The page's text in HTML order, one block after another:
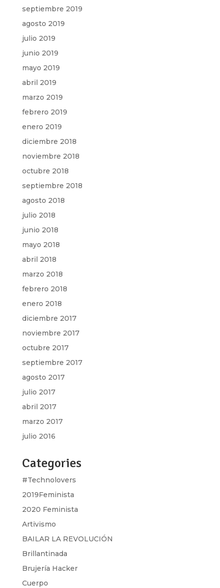
septiembre 2019
agosto 2019
julio 2019
junio 2019
mayo 2019
abril 2019
marzo 2019
febrero 2019
enero 2019
diciembre 2018
noviembre 2018
octubre 2018
septiembre 2018
agosto 2018
julio 2018
junio 2018
mayo 2018
abril 2018
marzo 2018
febrero 2018
enero 2018
diciembre 2017
noviembre 2017
octubre 2017
septiembre 2017
agosto 2017
julio 2017
abril 2017
marzo 2017
julio 2016
Categories
#Technolovers
2019Feminista
2020 Feminista
Artivismo
BAILAR LA REVOLUCIÓN
Brillantinada
Brujería Hacker
Cuerpo